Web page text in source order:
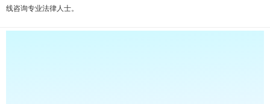
线咨询专业法律人士。